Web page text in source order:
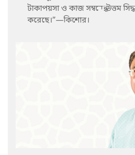
টাকাপয়সা ও কাজ সম্বন্ধে উত্তম
করেছে।”—কিশোর।